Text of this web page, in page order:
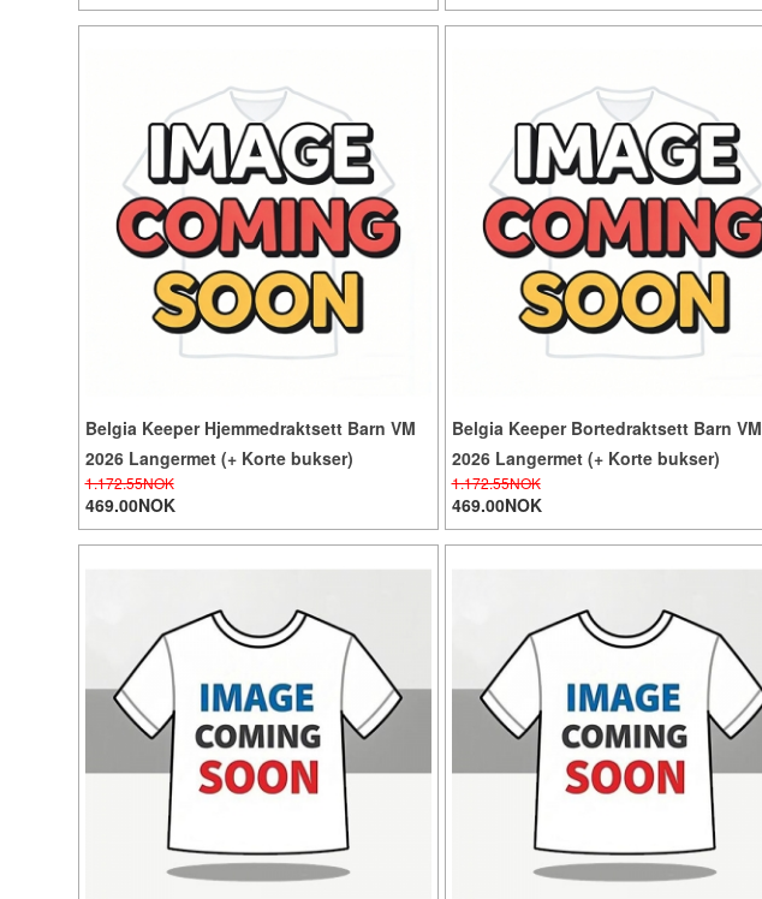
Belgia Keeper Hjemmedraktsett Barn VM
2026 Langermet (+ Korte bukser)
1.172.55NOK
469.00NOK
Belgia Keeper Bortedraktsett Barn VM
2026 Langermet (+ Korte bukser)
1.172.55NOK
469.00NOK